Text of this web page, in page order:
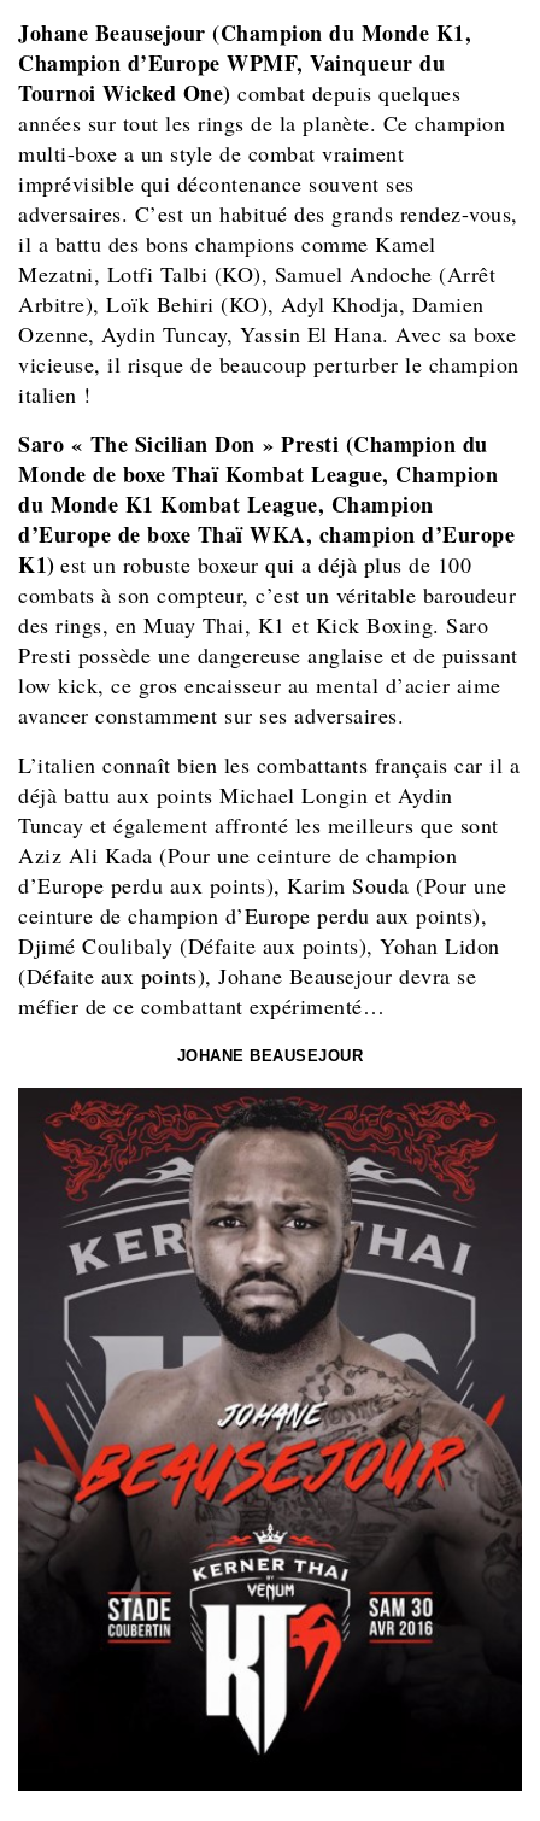
Johane Beausejour (Champion du Monde K1,
Champion d’Europe WPMF, Vainqueur du
Tournoi Wicked One) combat depuis quelques
années sur tout les rings de la planète. Ce champion
multi-boxe a un style de combat vraiment
imprévisible qui décontenance souvent ses
adversaires. C’est un habitué des grands rendez-vous,
il a battu des bons champions comme Kamel
Mezatni, Lotfi Talbi (KO), Samuel Andoche (Arrêt
Arbitre), Loïk Behiri (KO), Adyl Khodja, Damien
Ozenne, Aydin Tuncay, Yassin El Hana. Avec sa boxe
vicieuse, il risque de beaucoup perturber le champion
italien !
Saro « The Sicilian Don » Presti (Champion du
Monde de boxe Thaï Kombat League, Champion
du Monde K1 Kombat League, Champion
d’Europe de boxe Thaï WKA, champion d’Europe
K1) est un robuste boxeur qui a déjà plus de 100
combats à son compteur, c’est un véritable baroudeur
des rings, en Muay Thai, K1 et Kick Boxing. Saro
Presti possède une dangereuse anglaise et de puissant
low kick, ce gros encaisseur au mental d’acier aime
avancer constamment sur ses adversaires.
L’italien connaît bien les combattants français car il a
déjà battu aux points Michael Longin et Aydin
Tuncay et également affronté les meilleurs que sont
Aziz Ali Kada (Pour une ceinture de champion
d’Europe perdu aux points), Karim Souda (Pour une
ceinture de champion d’Europe perdu aux points),
Djimé Coulibaly (Défaite aux points), Yohan Lidon
(Défaite aux points), Johane Beausejour devra se
méfier de ce combattant expérimenté…
JOHANE BEAUSEJOUR